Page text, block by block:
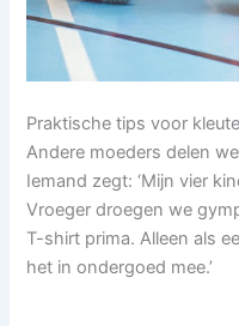
Praktische tips voor
Andere moeders delen
Iemand zegt: ‘Mijn vier
Vroeger droegen we
T-shirt prima. Alleen als
het in ondergoed mee.’